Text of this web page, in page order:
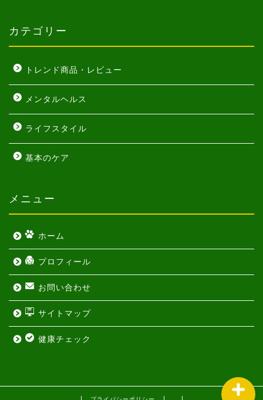
カテゴリー
トレンド商品・レビュー
メンタルヘルス
ライフスタイル
基本のケア
メニュー
ホーム
プロフィール
お問い合わせ
サイトマップ
健康チェック
お問い合わせ